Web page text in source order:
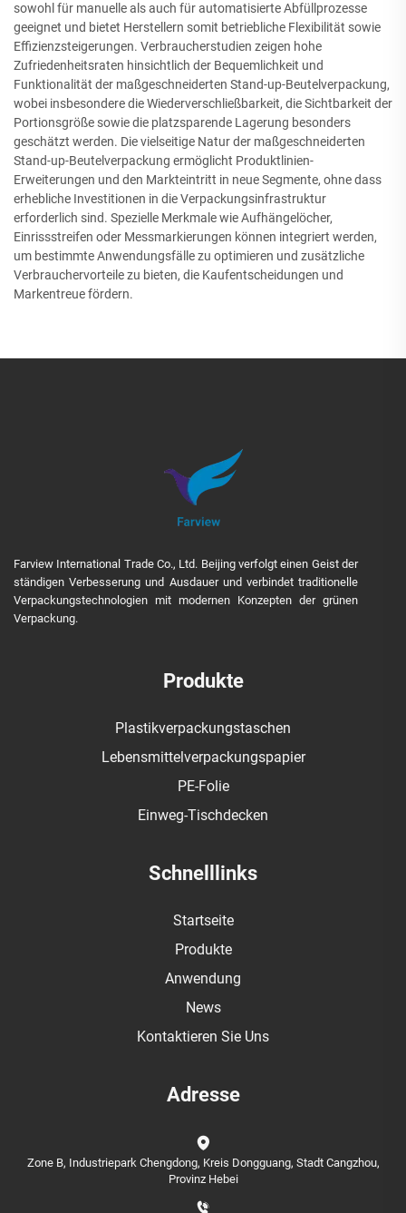
sowohl für manuelle als auch für automatisierte Abfüllprozesse
geeignet und bietet Herstellern somit betriebliche Flexibilität sowie
Effizienzsteigerungen. Verbraucherstudien zeigen hohe
Zufriedenheitsraten hinsichtlich der Bequemlichkeit und
Funktionalität der maßgeschneiderten Stand-up-Beutelverpackung,
wobei insbesondere die Wiederverschließbarkeit, die Sichtbarkeit der
Portionsgröße sowie die platzsparende Lagerung besonders
geschätzt werden. Die vielseitige Natur der maßgeschneiderten
Stand-up-Beutelverpackung ermöglicht Produktlinien-
Erweiterungen und den Markteintritt in neue Segmente, ohne dass
erhebliche Investitionen in die Verpackungsinfrastruktur
erforderlich sind. Spezielle Merkmale wie Aufhängelöcher,
Einrissstreifen oder Messmarkierungen können integriert werden,
um bestimmte Anwendungsfälle zu optimieren und zusätzliche
Verbrauchervorteile zu bieten, die Kaufentscheidungen und
Markentreue fördern.
Farview International Trade Co., Ltd. Beijing verfolgt einen Geist der
ständigen Verbesserung und Ausdauer und verbindet traditionelle
Verpackungstechnologien mit modernen Konzepten der grünen
Verpackung.
Produkte
Plastikverpackungstaschen
Lebensmittelverpackungspapier
PE-Folie
Einweg-Tischdecken
Schnelllinks
Startseite
Produkte
Anwendung
News
Kontaktieren Sie Uns
Adresse
Zone B, Industriepark Chengdong, Kreis Dongguang, Stadt Cangzhou,
Provinz Hebei